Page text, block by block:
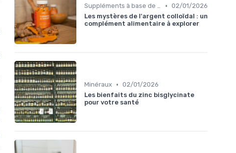
Suppléments à base de plantes • 02/01/2026
Les mystères de l'argent colloïdal : un
complément alimentaire à explorer
Minéraux • 02/01/2026
Les bienfaits du zinc bisglycinate
pour votre santé